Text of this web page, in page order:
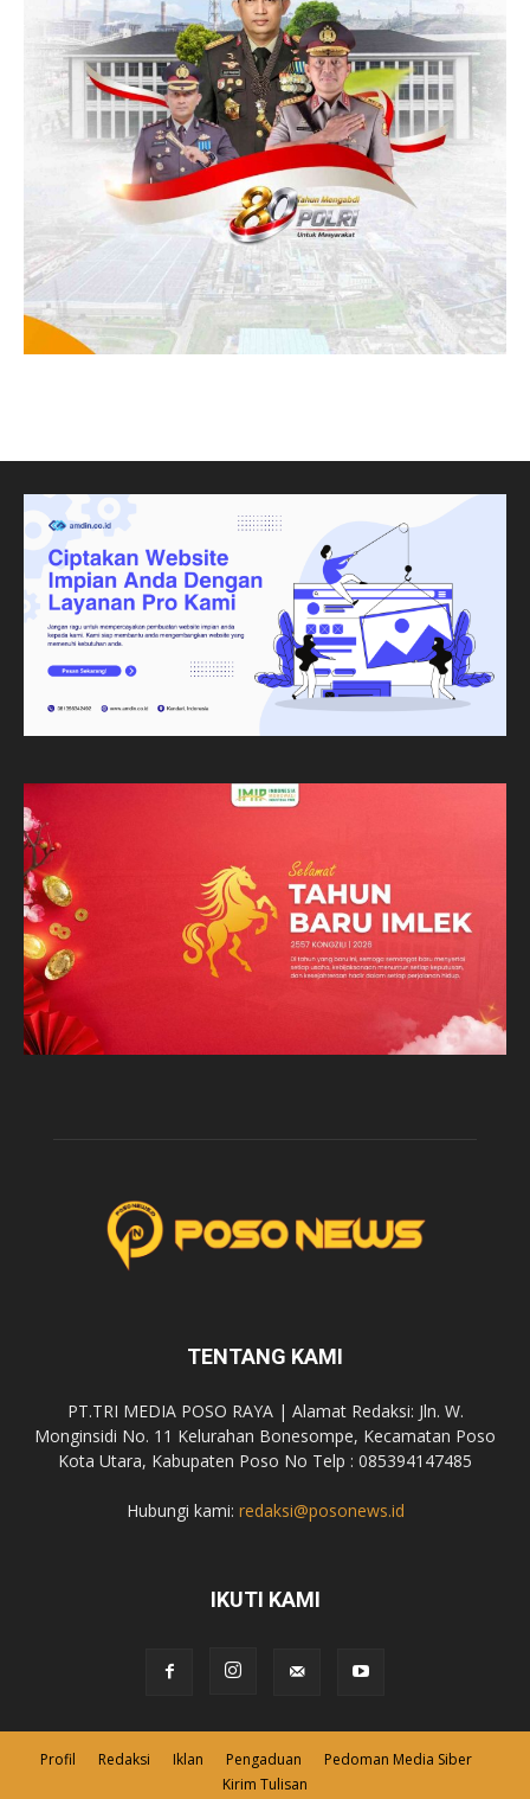
TENTANG KAMI
PT.TRI MEDIA POSO RAYA | Alamat Redaksi: Jln. W.
Monginsidi No. 11 Kelurahan Bonesompe, Kecamatan Poso
Kota Utara, Kabupaten Poso No Telp : 085394147485
Hubungi kami: redaksi@posonews.id
IKUTI KAMI
Profil Redaksi Iklan Pengaduan
Pedoman Media Siber
Kirim Tulisan